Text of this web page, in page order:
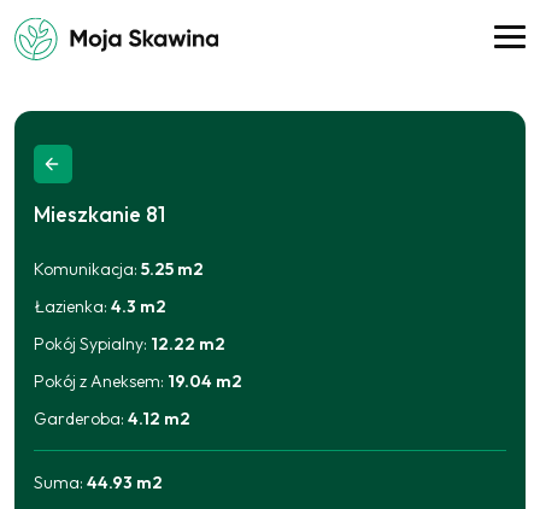
Mieszkanie 81
Komunikacja:5.25 m2
Łazienka:4.3 m2
Pokój Sypialny: 12.22 m2
Pokój z Aneksem: 19.04 m2
Garderoba:4.12 m2
Suma:44.93 m2